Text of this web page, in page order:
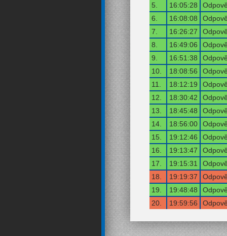
5.
16:05:28
6.
16:08:08
7.
16:26:27
8.
16:49:06
9.
16:51:38
10.
18:08:56
11.
18:12:19
12.
18:30:42
13.
18:45:48
14.
18:56:00
15.
19:12:46
16.
19:13:47
17.
19:15:31
18.
19:19:37
19.
19:48:48
20.
19:59:56